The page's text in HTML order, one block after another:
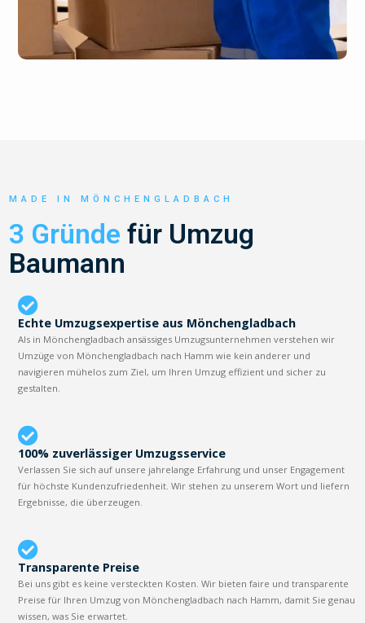
MADE IN MÖNCHENGLADBACH
3 Gründe für Umzug
Baumann
Echte Umzugsexpertise aus Mönchengladbach
Als in Mönchengladbach ansässiges Umzugsunternehmen verstehen wir
Umzüge von Mönchengladbach nach Hamm wie kein anderer und
navigieren mühelos zum Ziel, um Ihren Umzug effizient und sicher zu
gestalten.
100% zuverlässiger Umzugsservice
Verlassen Sie sich auf unsere jahrelange Erfahrung und unser Engagement
für höchste Kundenzufriedenheit. Wir stehen zu unserem Wort und liefern
Ergebnisse, die überzeugen.
Transparente Preise
Bei uns gibt es keine versteckten Kosten. Wir bieten faire und transparente
Preise für Ihren Umzug von Mönchengladbach nach Hamm, damit Sie genau
wissen, was Sie erwartet.